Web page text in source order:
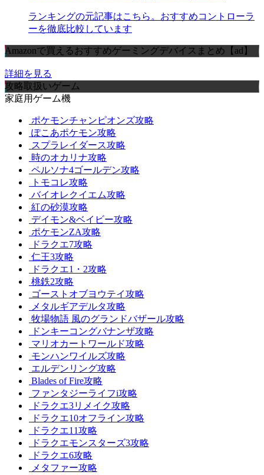
ランキングの元記事はこちら。おすすめコントローラ
ーを徹底比較しています
Amazonで買えるおすすめゲーミングデバイスまとめ【ad】
詳細を見る
攻略取扱いゲーム
家庭用ゲーム機
ポケモンチャンピオンズ攻略
ぽこあポケモン攻略
スプラレイダース攻略
時のオカリナ攻略
ペルソナ4ゴールデン攻略
トモコレ攻略
バイオレクイエム攻略
紅の砂漠攻略
デイモン&ベイビー攻略
ポケモンZA攻略
ドラクエ7攻略
仁王3攻略
ドラクエ1・2攻略
桃鉄2攻略
ゴーストオブヨウテイ攻略
メタルギアデルタ攻略
牧場物語 風のグランドバザール攻略
ドンキーコングバナンザ攻略
マリオカートワールド攻略
モンハンワイルズ攻略
エルデンリング攻略
Blades of Fire攻略
ファンタジーライフi攻略
ドラクエ3リメイク攻略
ドラクエ10オフライン攻略
ドラクエ11攻略
ドラクエモンスターズ3攻略
ドラクエ6攻略
メタファー攻略